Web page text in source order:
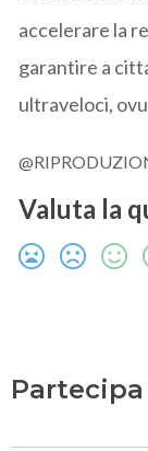
accelerare la
garantire a
ultraveloci,
Valuta la